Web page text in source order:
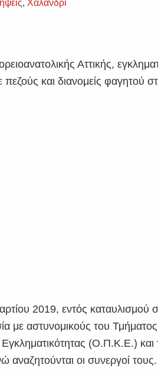
, Χαλάνδρι
Αττικής,
και διανομείς φαγητού
2019, εντός καταυλισμού
με αστυνομικούς του
(Ο.Π.Κ.Ε.) και
αναζητούνται οι συνεργοί τους.